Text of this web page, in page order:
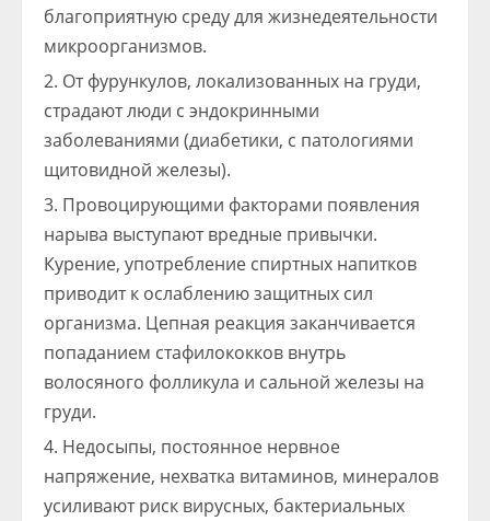
благоприятную среду для жизнедеятельности
микроорганизмов.
От фурункулов, локализованных на груди,
страдают люди с эндокринными
заболеваниями (диабетики, с патологиями
щитовидной железы).
Провоцирующими факторами появления
нарыва выступают вредные привычки.
Курение, употребление спиртных напитков
приводит к ослаблению защитных сил
организма. Цепная реакция заканчивается
попаданием стафилококков внутрь
волосяного фолликула и сальной железы на
груди.
Недосыпы, постоянное нервное
напряжение, нехватка витаминов, минералов
усиливают риск вирусных, бактериальных